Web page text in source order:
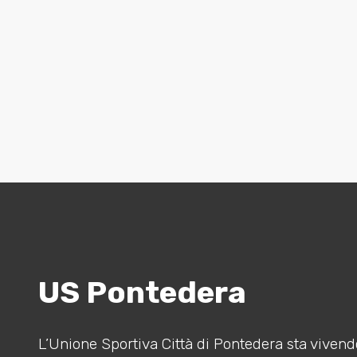
US Pontedera
L’Unione Sportiva Città di Pontedera sta